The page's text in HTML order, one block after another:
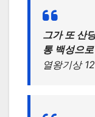
그가 또 산
통 백성으
열왕기상